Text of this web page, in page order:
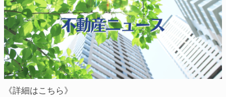
《詳細はこちら》